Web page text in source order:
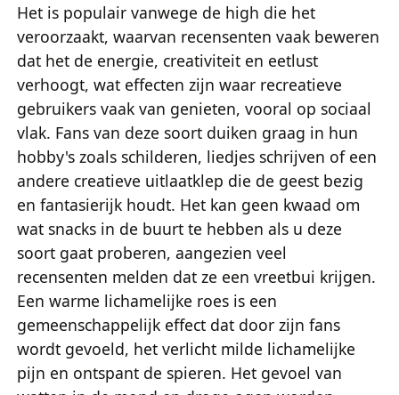
Het is populair vanwege de high die het
veroorzaakt, waarvan recensenten vaak beweren
dat het de energie, creativiteit en eetlust
verhoogt, wat effecten zijn waar recreatieve
gebruikers vaak van genieten, vooral op sociaal
vlak. Fans van deze soort duiken graag in hun
hobby's zoals schilderen, liedjes schrijven of een
andere creatieve uitlaatklep die de geest bezig
en fantasierijk houdt. Het kan geen kwaad om
wat snacks in de buurt te hebben als u deze
soort gaat proberen, aangezien veel
recensenten melden dat ze een vreetbui krijgen.
Een warme lichamelijke roes is een
gemeenschappelijk effect dat door zijn fans
wordt gevoeld, het verlicht milde lichamelijke
pijn en ontspant de spieren. Het gevoel van